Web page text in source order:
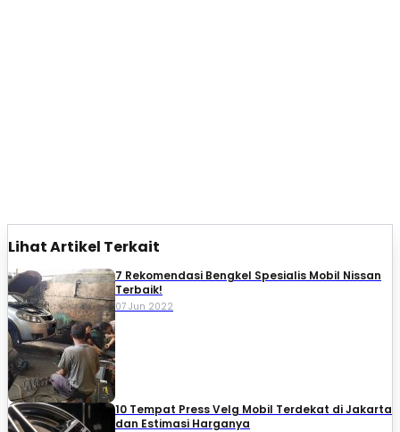
Lihat Artikel Terkait
7 Rekomendasi Bengkel Spesialis Mobil Nissan
Terbaik!
07 Jun 2022
10 Tempat Press Velg Mobil Terdekat di Jakarta
dan Estimasi Harganya